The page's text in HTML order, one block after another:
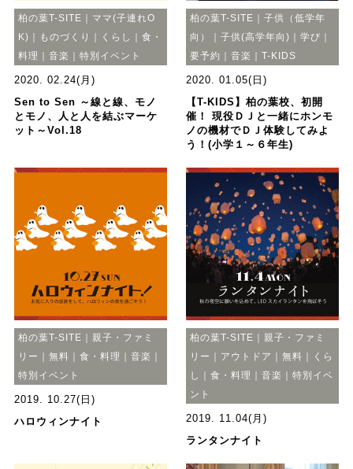
柏の葉T-SITE｜ママ(子連れO
K)｜ものづくり｜くらし｜食・
料理｜音楽｜特別イベント
2020. 02.24(月)
Sen to Sen ～線と線、モノ
とモノ、人と人を結ぶマーケ
ット～Vol.18
柏の葉T-SITE｜子供（低学年
向）｜子供(高学年向)｜学び｜
要予約｜音楽｜T-KIDS
2020. 01.05(日)
【T-KIDS】柏の葉校、初開
催！ 現役ＤＪと一緒にホンモ
ノの機材でＤＪ体験してみよ
う！(小学１～６年生)
柏の葉T-SITE｜親子・ファミ
リー｜無料｜食・料理｜音楽｜
特別イベント
2019. 10.27(日)
ハロウィンナイト
柏の葉T-SITE｜親子・ファミ
リー｜アウトドア｜無料｜くら
し｜食・料理｜音楽｜特別イベ
ント
2019. 11.04(月)
ランタンナイト